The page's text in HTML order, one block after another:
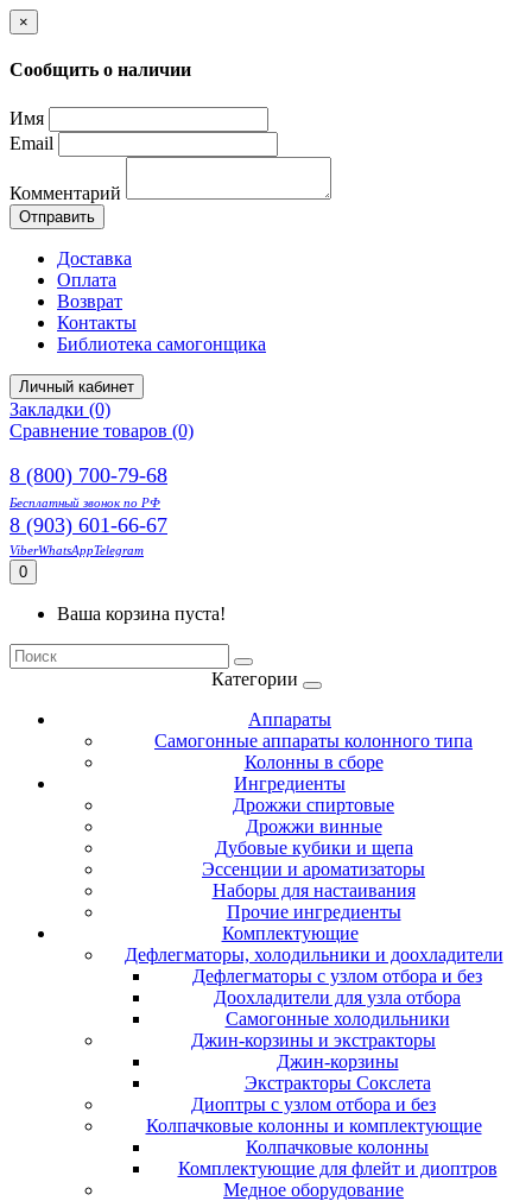
×
Сообщить о наличии
Имя
Email
Комментарий
Отправить
Доставка
Оплата
Возврат
Контакты
Библиотека самогонщика
Личный кабинет
Закладки (0)
Сравнение товаров (0)
8 (800) 700-79-68
Бесплатный звонок по РФ
8 (903) 601-66-67
ViberWhatsAppTelegram
0
Ваша корзина пуста!
Категории
Аппараты
Самогонные аппараты колонного типа
Колонны в сборе
Ингредиенты
Дрожжи спиртовые
Дрожжи винные
Дубовые кубики и щепа
Эссенции и ароматизаторы
Наборы для настаивания
Прочие ингредиенты
Комплектующие
Дефлегматоры, холодильники и доохладители
Дефлегматоры с узлом отбора и без
Доохладители для узла отбора
Самогонные холодильники
Джин-корзины и экстракторы
Джин-корзины
Экстракторы Сокслета
Диоптры с узлом отбора и без
Колпачковые колонны и комплектующие
Колпачковые колонны
Комплектующие для флейт и диоптров
Медное оборудование